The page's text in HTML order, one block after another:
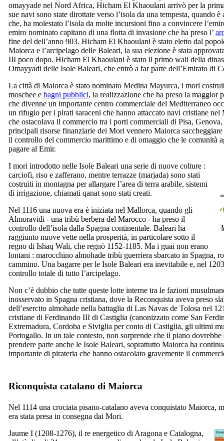
omayyade nel Nord Africa, Hicham El Khaoulani arrivò per la
sue navi sono state dirottate verso l’isola da una tempesta, quando
che, ha molestato l’isola da molte incursioni fino a convincere
emiro nominato capitano di una flotta di invasione che ha preso l’
fine del dell’anno 903. Hicham El Khaoulani è stato eletto dal
Maiorca e l’arcipelago delle Baleari, la sua elezione è stata
III poco dopo. Hicham El Khaoulani è stato il primo wali della
Omayyadi delle Isole Baleari, che entrò a far parte dell’Emirato di
La città di Maiorca è stato nominato Medina Mayurca, i mori
moschee e bagni pubblici, la realizzazione che ha preso la maggior
che divenne un importante centro commerciale del Mediterraneo
un rifugio per i pirati saraceni che hanno attaccato navi cristiane nel
che ostacolava il commercio tra i porti commerciali di Pisa,
principali risorse finanziarie dei Mori vennero Maiorca
il controllo del commercio marittimo e di omaggio che le comunità
pagare al Emir.
I mori introdotto nelle Isole Baleari una serie di nuove colture :
carciofi, riso e zafferano, mentre terrazze (marjada) sono stati
costruiti in montagna per allargare l’area di terra arabile, sistemi
di irrigazione, chiamati qanat sono stati creati.
Nel 1116 una nuova era è iniziata nel Mallorca, quando gli
Almoravidi - una tribù berbera del Marocco - ha preso il
controllo dell’isola dalla Spagna continentale. Baleari ha
raggiunto nuove vette nella prosperità, in particolare sotto il
regno di Ishaq Wali, che regnò 1152-1185. Ma i guai non erano
lontani : marocchino almohade tribù guerriera sbarcato in Spagna,
cammino. Una bagarre per le Isole Baleari era inevitabile e, nel
controllo totale di tutto l’arcipelago.
Non c’è dubbio che tutte queste lotte interne tra le fazioni
inosservato in Spagna cristiana, dove la Reconquista aveva preso
dell’esercito almohade nella battaglia di Las Navas de Tolosa nel
cristiane di Ferdinando III di Castiglia (canonizzato come San
Extremadura, Cordoba e Siviglia per conto di Castiglia, gli ultimi
Portogallo. In un tale contesto, non sorprende che il piano dovrebbe
prendere parte anche le Isole Baleari, soprattutto Maiorca ha
importante di pirateria che hanno ostacolato gravemente il
Riconquista catalano di Maiorca
Nel 1114 una crociata pisano-catalano aveva conquistato Maiorca,
era stata presa in consegna dai Mori.
Jaume I (1208-1276), il re energetico di Aragona e Catalogna,